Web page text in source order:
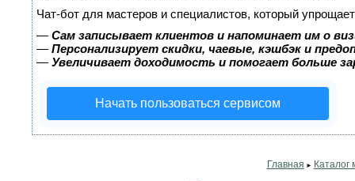
Чат-бот для мастеров и специалистов, который
— Сам записывает клиентов и напоминает им о
— Персонализирует скидки, чаевые, кэшбэк и
— Увеличивает доходимость и помогает больше
Начать пользоваться сервисом
Главная ► Каталог